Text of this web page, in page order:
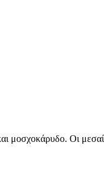
μοσχοκάρυδο. Οι